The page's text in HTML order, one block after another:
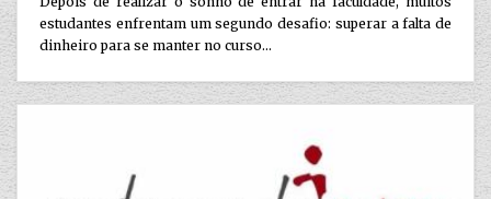
estudantes enfrentam um segundo desafio: superar a falta de
dinheiro para se manter no curso...